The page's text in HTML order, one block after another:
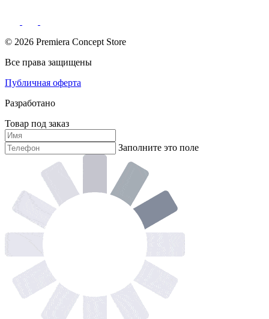
© 2026 Premiera Concept Store
Все права защищены
Публичная оферта
Разработано
Товар под заказ
Заполните это поле